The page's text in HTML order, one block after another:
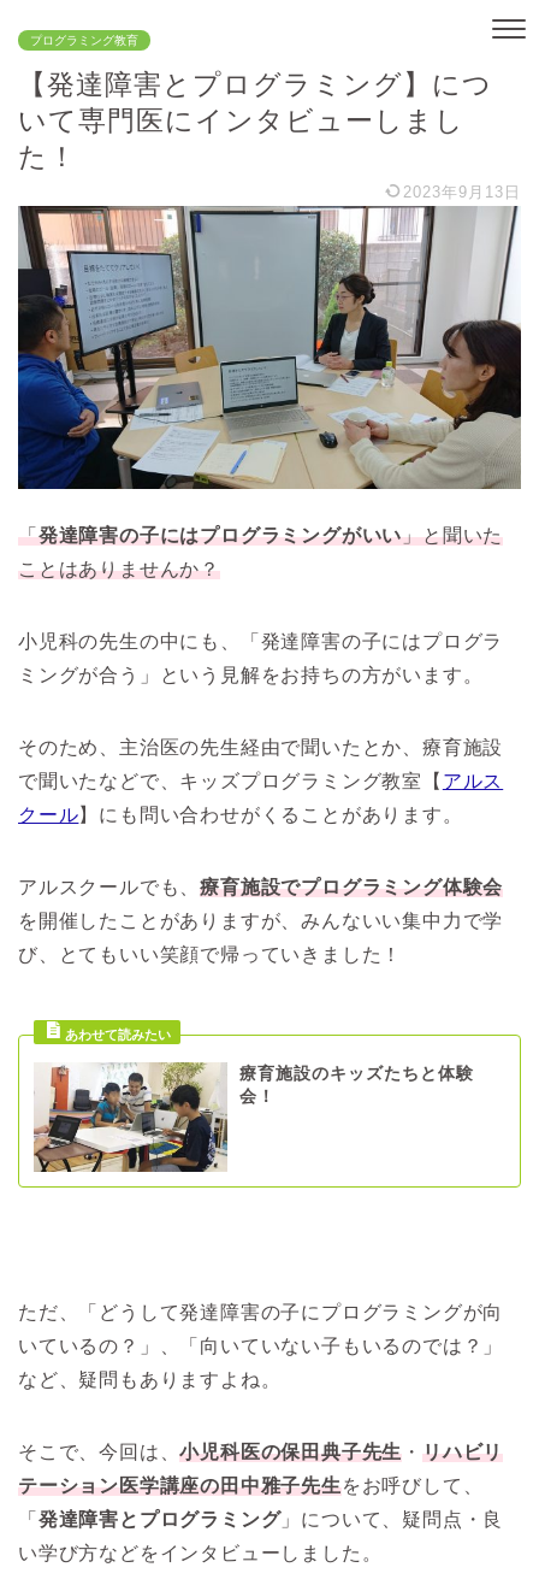
プログラミング教育
【発達障害とプログラミング】につ
いて専門医にインタビューしまし
た！
2023年9月13日
「発達障害の子にはプログラミングがいい」と聞いた
ことはありませんか？
小児科の先生の中にも、「発達障害の子にはプログラ
ミングが合う」という見解をお持ちの方がいます。
そのため、主治医の先生経由で聞いたとか、療育施設
で聞いたなどで、キッズプログラミング教室【 アルス
クール】にも問い合わせがくることがあります。
アルスクールでも、療育施設でプログラミング体験会
を開催したことがありますが、みんないい集中力で学
び、とてもいい笑顔で帰っていきました！
療育施設のキッズたちと体験
会！
ただ、「どうして発達障害の子にプログラミングが向
いているの？」、「向いていない子もいるのでは？」
など、疑問もありますよね。
そこで、今回は、小児科医の保田典子先生 ・リハビリ
テーション医学講座の田中雅子先生をお呼びして、
「 発達障害とプログラミング」について、疑問点・良
い学び方などをインタビューしました。